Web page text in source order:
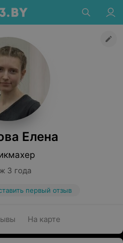
Елена
3 года
первый отзыв
На карте